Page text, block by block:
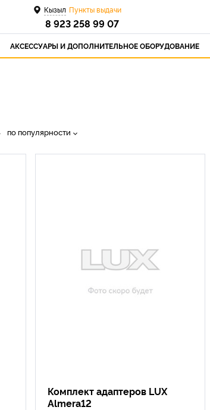
Кызыл Пункты выдачи
8 923 258 99 07
АКСЕССУАРЫ И ДОПОЛНИТЕЛЬНОЕ ОБОРУДОВАНИЕ
по популярности
Комплект адаптеров LUX
Almera12